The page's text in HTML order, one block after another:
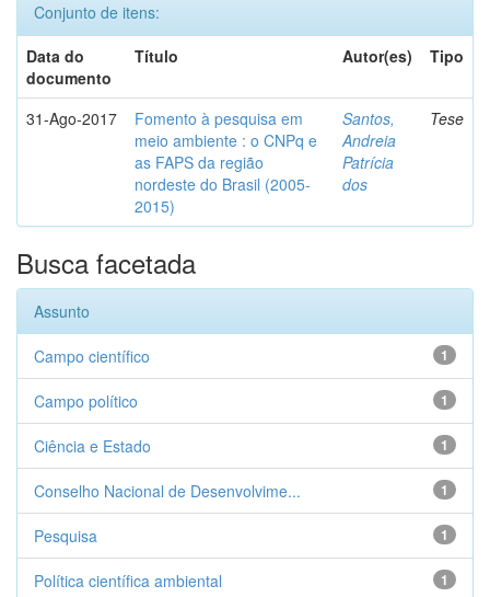
Conjunto de itens:
Data do
documento
Título Autor(es) Tipo
31-Ago-2017
Fomento à pesquisa em
meio ambiente : o CNPq e
as FAPS da região
nordeste do Brasil (2005-
2015)
Santos,
Andreia
Patrícia
dos
Tese
Busca facetada
Assunto
1
Campo científico
1
Campo político
1
Ciência e Estado
1
Conselho Nacional de Desenvolvime...
1
Pesquisa
1
Política científica ambiental